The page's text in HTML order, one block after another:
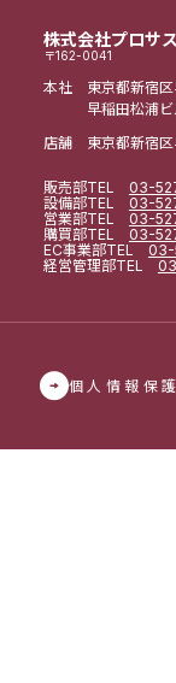
株式会社プロサス
〒162-0041
本社 東京都新宿区
早稲田松浦
店舗 東京都新宿区
販売部TEL 03-
設備部TEL 03-
営業部TEL 03-
購買部TEL 03-
EC事業部TEL
経営管理部TEL
個人情報保